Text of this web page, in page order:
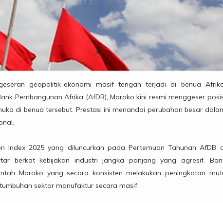
geopolitik-ekonomi masif tengah terjadi di benua
Pembangunan Afrika (AfDB), Maroko kini resmi menggeser
di benua tersebut. Prestasi ini menandai perubahan besar
Index 2025 yang diluncurkan pada Pertemuan Tahunan AfDB
berkat kebijakan industri jangka panjang yang agresif.
Maroko yang secara konsisten melakukan peningkatan
sektor manufaktur secara masif.